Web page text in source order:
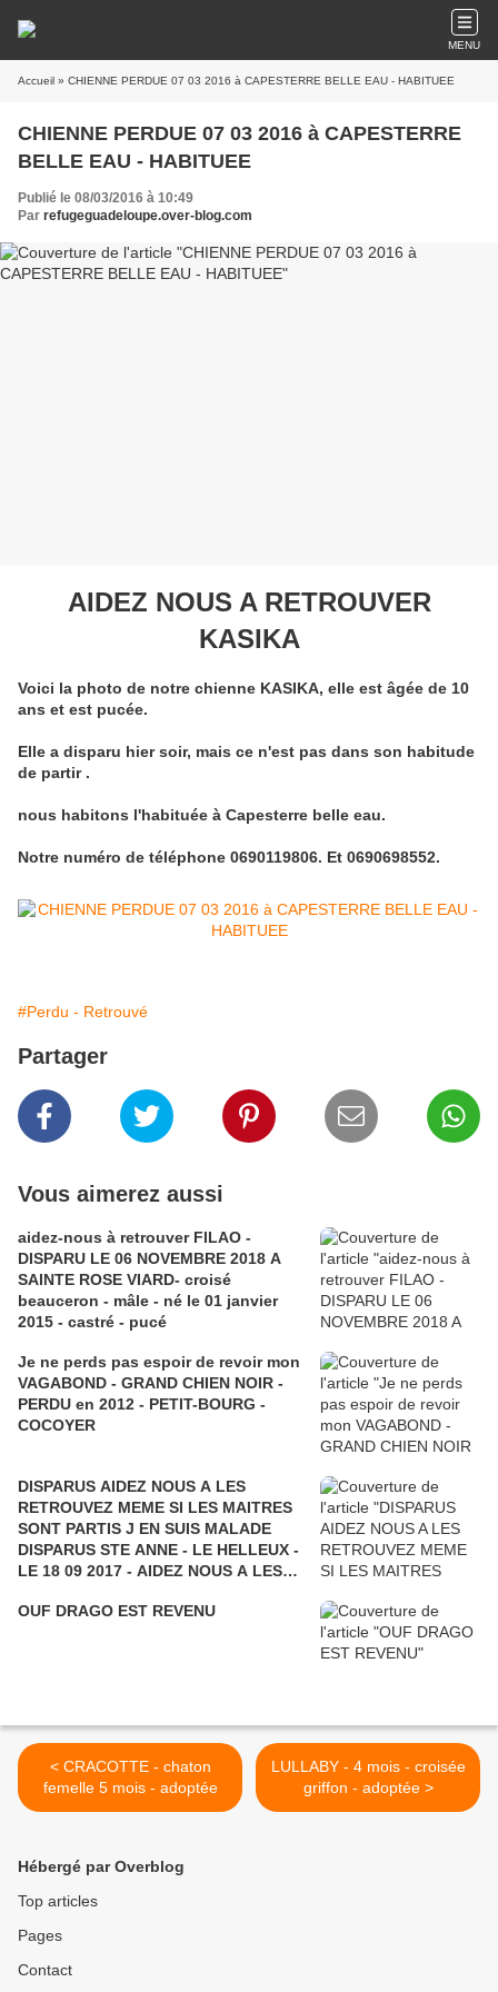
MENU
Accueil » CHIENNE PERDUE 07 03 2016 à CAPESTERRE BELLE EAU - HABITUEE
CHIENNE PERDUE 07 03 2016 à CAPESTERRE
BELLE EAU - HABITUEE
Publié le 08/03/2016 à 10:49
Par refugeguadeloupe.over-blog.com
AIDEZ NOUS A RETROUVER
KASIKA
Voici la photo de notre chienne KASIKA, elle est âgée de 10
ans et est pucée.
Elle a disparu hier soir, mais ce n'est pas dans son habitude
de partir .
nous habitons l'habituée à Capesterre belle eau.
Notre numéro de téléphone 0690119806. Et 0690698552.
#Perdu - Retrouvé
Partager
Vous aimerez aussi
aidez-nous à retrouver FILAO -
DISPARU LE 06 NOVEMBRE 2018 A
SAINTE ROSE VIARD- croisé
beauceron - mâle - né le 01 janvier
2015 - castré - pucé
Je ne perds pas espoir de revoir mon
VAGABOND - GRAND CHIEN NOIR -
PERDU en 2012 - PETIT-BOURG -
COCOYER
DISPARUS AIDEZ NOUS A LES
RETROUVEZ MEME SI LES MAITRES
SONT PARTIS J EN SUIS MALADE
DISPARUS STE ANNE - LE HELLEUX -
LE 18 09 2017 - AIDEZ NOUS A LES
OUF DRAGO EST REVENU
< CRACOTTE - chaton
femelle 5 mois - adoptée
LULLABY - 4 mois - croisée
griffon - adoptée >
Hébergé par Overblog
Top articles
Pages
Contact